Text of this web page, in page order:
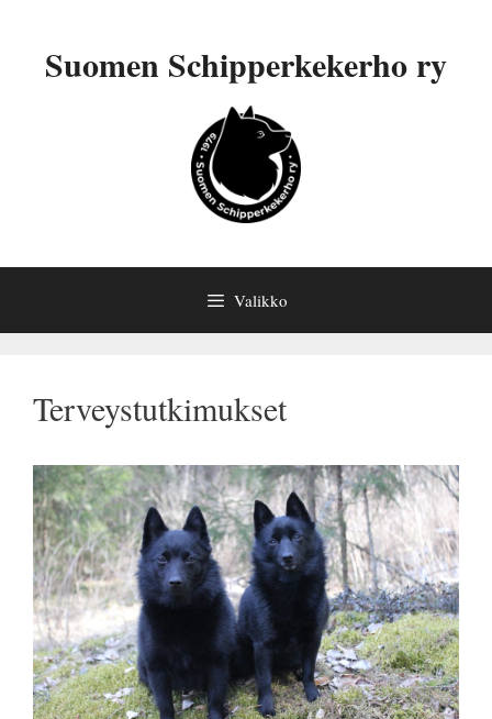
Suomen Schipperkekerho ry
Valikko
Terveystutkimukset